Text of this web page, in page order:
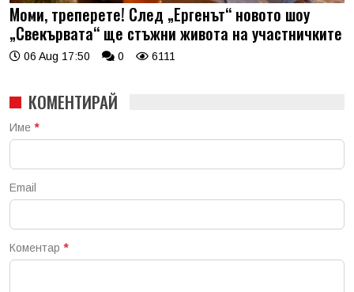
Моми, треперете! След „Ергенът“ новото шоу
„Свекървата“ ще стъжни живота на участничките
06 Aug 17:50 0 6111
КОМЕНТИРАЙ
Име *
Email
Коментар *